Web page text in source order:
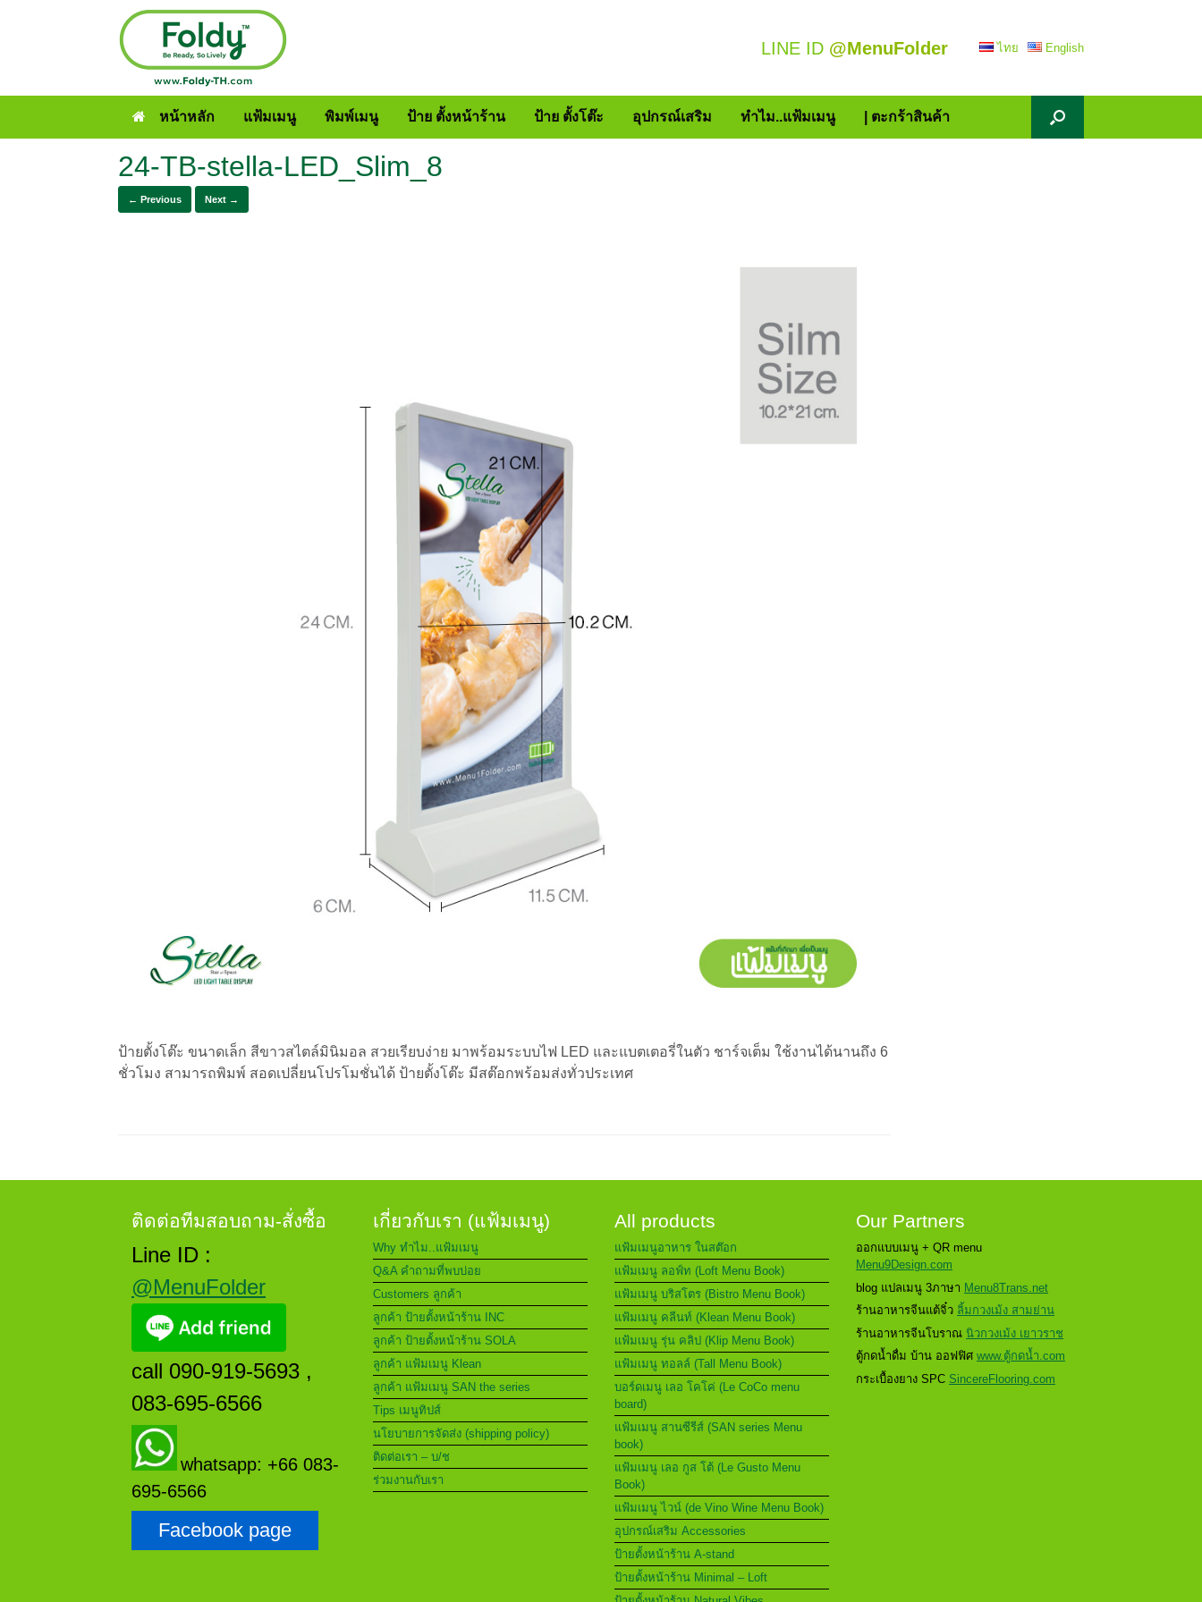
LINE ID @MenuFolder ไทย English
หน้าหลัก แฟ้มเมนู พิมพ์เมนู ป้าย ตั้งหน้าร้าน ป้าย ตั้งโต๊ะ อุปกรณ์เสริม ทำไม..แฟ้มเมนู | ตะกร้าสินค้า
24-TB-stella-LED_Slim_8
← Previous Next →
ป้ายตั้งโต๊ะ ขนาดเล็ก สีขาวสไตล์มินิมอล สวยเรียบง่าย มาพร้อมระบบไฟ LED และแบตเตอรี่ในตัว ชาร์จเต็ม ใช้งานได้นานถึง 6
ชั่วโมง สามารถพิมพ์ สอดเปลี่ยนโปรโมชั่นได้ ป้ายตั้งโต๊ะ มีสต๊อกพร้อมส่งทั่วประเทศ
ติดต่อทีมสอบถาม-สั่งซื้อ
Line ID :
@MenuFolder
call 090-919-5693 ,
083-695-6566
whatsapp: +66 083-
695-6566
Facebook page
เกี่ยวกับเรา (แฟ้มเมนู)
Why ทำไม..แฟ้มเมนู
Q&A คำถามที่พบบ่อย
Customers ลูกค้า
ลูกค้า ป้ายตั้งหน้าร้าน INC
ลูกค้า ป้ายตั้งหน้าร้าน SOLA
ลูกค้า แฟ้มเมนู Klean
ลูกค้า แฟ้มเมนู SAN the series
Tips เมนูทิปส์
นโยบายการจัดส่ง (shipping policy)
ติดต่อเรา – บ/ช
ร่วมงานกับเรา
All products
แฟ้มเมนูอาหาร ในสต๊อก
แฟ้มเมนู ลอฟ์ท (Loft Menu Book)
แฟ้มเมนู บริสโตร (Bistro Menu Book)
แฟ้มเมนู คลีนท์ (Klean Menu Book)
แฟ้มเมนู รุ่น คลิป (Klip Menu Book)
แฟ้มเมนู ทอลล์ (Tall Menu Book)
บอร์ดเมนู เลอ โคโค่ (Le CoCo menu
board)
แฟ้มเมนู สานซีรีส์ (SAN series Menu
book)
แฟ้มเมนู เลอ กูส โต้ (Le Gusto Menu
Book)
แฟ้มเมนู ไวน์ (de Vino Wine Menu Book)
อุปกรณ์เสริม Accessories
ป้ายตั้งหน้าร้าน A-stand
ป้ายตั้งหน้าร้าน Minimal – Loft
Our Partners
ออกแบบเมนู + QR menu
Menu9Design.com
blog แปลเมนู 3ภาษา Menu8Trans.net
ร้านอาหารจีนแต้จิ๋ว ลิ้มกวงเม้ง สามย่าน
ร้านอาหารจีนโบราณ นิวกวงเม้ง เยาวราช
ตู้กดน้ำดื่ม บ้าน ออฟฟิศ www.ตู้กดน้ำ.com
กระเบื้องยาง SPC SincereFlooring.com